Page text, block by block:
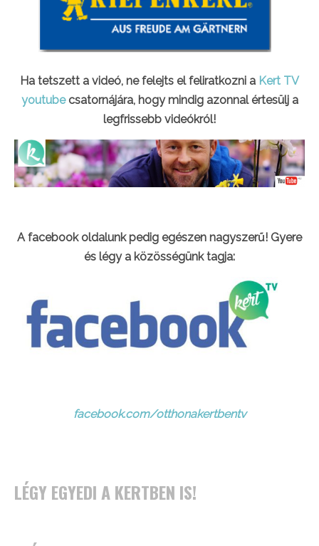
Ha tetszett a videó, ne felejts el feliratkozni a Kert TV
youtube csatornájára, hogy mindig azonnal értesülj a
legfrissebb videókról!
A facebook oldalunk pedig egészen nagyszerű! Gyere
és légy a közösségünk tagja:
facebook.com/otthonakertbentv
LÉGY EGYEDI A KERTBEN IS!